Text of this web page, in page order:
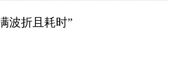
波折且耗时”